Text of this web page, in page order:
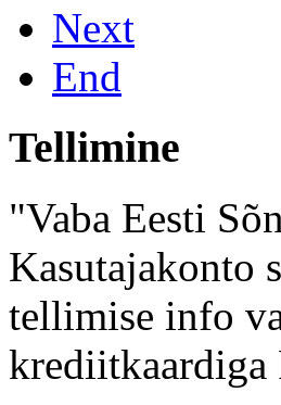
Next
End
Tellimine
"Vaba Eesti
Kasutajakonto
tellimise info
krediitkaardiga